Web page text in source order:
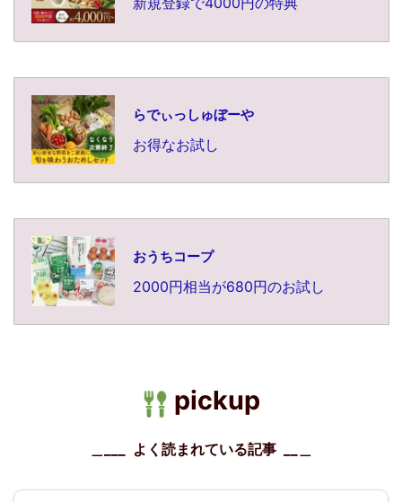
らでぃっしゅぼーや
お得なお試し
おうちコープ
2000円相当が680円のお試し
pickup
＿___ よく読まれている記事 __